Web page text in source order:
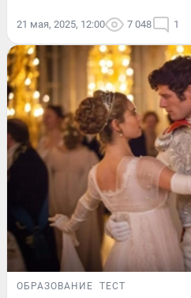
21 мая, 2025, 12:00 7 048 1
ОБРАЗОВАНИЕ ТЕСТ